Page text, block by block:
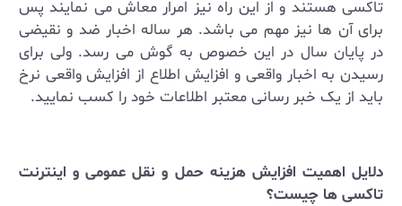
تاکسی هستند و از این راه نیز امرار معاش می نمایند پس
برای آن ها نیز مهم می باشد. هر ساله اخبار ضد و نقیضی
در پایان سال در این خصوص به گوش می رسد. ولی برای
رسیدن به اخبار واقعی و افزایش اطلاع از افزایش واقعی نرخ
باید از یک خبر رسانی معتبر اطلاعات خود را کسب نمایید.
دلایل اهمیت افزایش هزینه حمل و نقل عمومی و اینترنت
تاکسی ها چیست؟